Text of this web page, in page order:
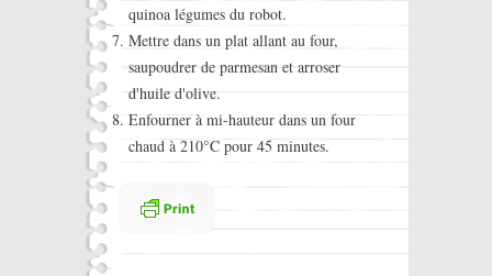
quinoa légumes du robot.
Mettre dans un plat allant au four,
saupoudrer de parmesan et arroser
d'huile d'olive.
Enfourner à mi-hauteur dans un four
chaud à 210°C pour 45 minutes.